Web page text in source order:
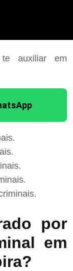
te auxiliar em
por
em